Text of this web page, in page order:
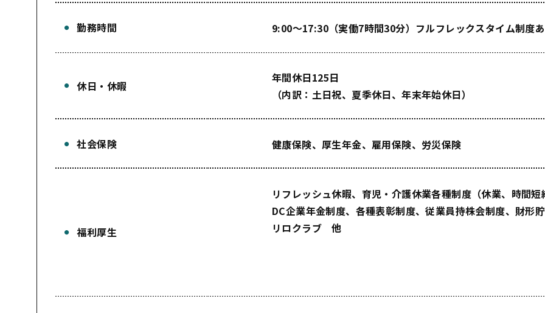
勤務時間 9:00～17:30（実働7時間30分）フルフレックスタイム制度
休日・休暇
年間休日125日
（内訳：土日祝、夏季休日、年末年始休日）
社会保険 健康保険、厚生年金、雇用保険、労災保険
福利厚生
リフレッシュ休暇、育児・介護休業各種制度（休業、時間短
DC企業年金制度、各種表彰制度、従業員持株会制度、財形
リロクラブ 他